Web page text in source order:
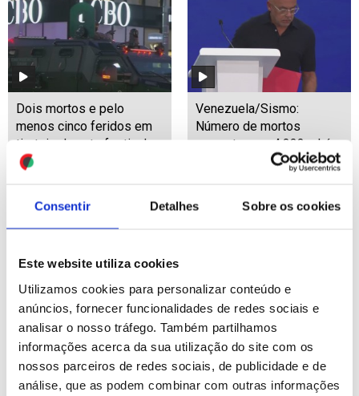
Consentir Detalhes Sobre os cookies
Este website utiliza cookies
Utilizamos cookies para personalizar conteúdo e
anúncios, fornecer funcionalidades de redes sociais e
analisar o nosso tráfego. Também partilhamos
informações acerca da sua utilização do site com os
nossos parceiros de redes sociais, de publicidade e de
análise, que as podem combinar com outras informações
Dois mortos e pelo
menos cinco feridos em
tiroteio durante festival
de rua em Toronto
Venezuela/Sismo:
Número de mortos
aumenta para 4.333 e há
19 mil desalojados
Bahamas: Queda de
pequeno avião faz dez
mortos e leva à
Papa Leão XIV almoça
com 200 pessoas
carenciadas de Roma